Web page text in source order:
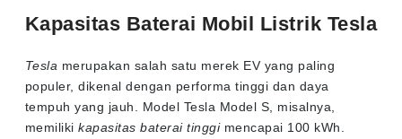
Kapasitas Baterai Mobil Listrik Tesla
Tesla merupakan salah satu merek EV yang paling
populer, dikenal dengan performa tinggi dan daya
tempuh yang jauh. Model Tesla Model S, misalnya,
memilikikapasitas baterai tinggimencapai 100 kWh.